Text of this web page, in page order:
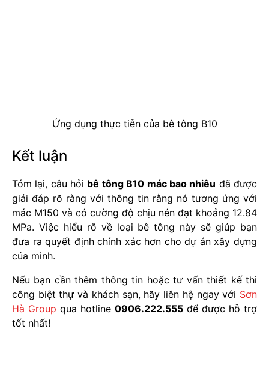
Ứng dụng thực tiễn của bê tông B10
Kết luận
Tóm lại, câu hỏi bê tông B10 mác bao nhiêu đã được
giải đáp rõ ràng với thông tin rằng nó tương ứng với
mác M150 và có cường độ chịu nén đạt khoảng 12.84
MPa. Việc hiểu rõ về loại bê tông này sẽ giúp bạn
đưa ra quyết định chính xác hơn cho dự án xây dựng
của mình.
Nếu bạn cần thêm thông tin hoặc tư vấn thiết kế thi
công biệt thự và khách sạn, hãy liên hệ ngay với Sơn
Hà Group qua hotline 0906.222.555 để được hỗ trợ
tốt nhất!